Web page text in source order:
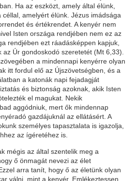
Ha az eszközt, amely által élünk,
céllal, amelyért élünk. Jézus imádsága
és értékrendet. A kenyér nem
Isten országa rendjében nem ez az
rendjében ezt ráadásképpen kapjuk,
Úr gondoskodó szeretetét (Mt 6,33).
a mindennapi kenyérre olyan
itt fordul elő az Újszövetségben, és a
a katonák napi fejadagját
és biztonság azoknak, akik Isten
el magukat. Nekik
aggódniuk, mert ők mindennap
gazdájuknál az ellátásért. A
személyes tapasztalata is igazolja,
az ígéretéhez is.
mégis az által szentelik meg a
ő önmagát nevezi az élet
arra tanít, hogy ő az életünk olyan
válni, mint a kenyér. Emlékeztessen